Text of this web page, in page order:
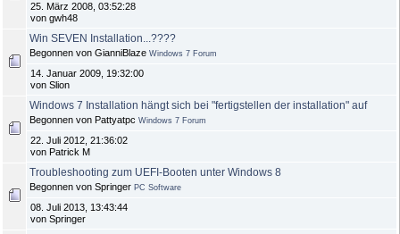
25. März 2008, 03:52:28
von gwh48
Win SEVEN Installation...????
Begonnen von GianniBlaze Windows 7 Forum
14. Januar 2009, 19:32:00
von Slion
Windows 7 Installation hängt sich bei "fertigstellen der installation" auf
Begonnen von Pattyatpc Windows 7 Forum
22. Juli 2012, 21:36:02
von Patrick M
Troubleshooting zum UEFI-Booten unter Windows 8
Begonnen von Springer PC Software
08. Juli 2013, 13:43:44
von Springer